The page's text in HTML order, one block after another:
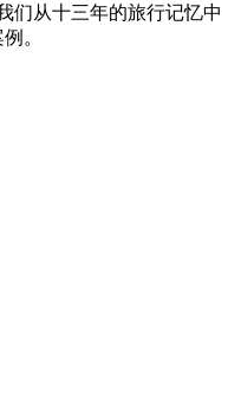
们从十三年的旅行记忆中
。